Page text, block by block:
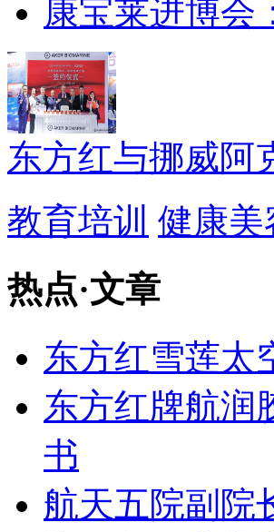
康宝莱进博会
东方红与挪威阿
教育培训 健康美
热点·文章
东方红雪莲太
东方红牌航润
书
航天五院副院